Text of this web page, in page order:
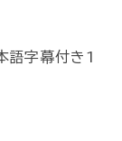
語字幕付き1